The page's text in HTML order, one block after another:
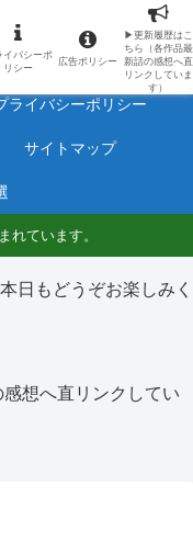
で毎日更新しています。
プロフィール
ライバシーポリシー
サイトマップ
れています。
日もどうぞお楽しみく
想へ直リンクしてい
イバシーポ
リシー
広告ポリシー
▶更新履歴はこ
ちら（各作品最
新話の感想へ直
リンクしていま
す）